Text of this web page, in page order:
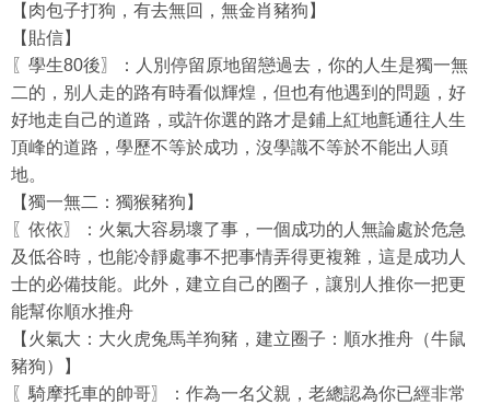
【肉包子打狗，有去無回，無金肖豬狗】
【貼信】
〖學生80後〗：人別停留原地留戀過去，你的人生是獨一無
二的，别人走的路有時看似輝煌，但也有他遇到的問题，好
好地走自己的道路，或許你選的路才是鋪上紅地氈通往人生
頂峰的道路，學歷不等於成功，沒學識不等於不能出人頭
地。
【獨一無二：獨猴豬狗】
〖依依〗：火氣大容易壞了事，一個成功的人無論處於危急
及低谷時，也能冷靜處事不把事情弄得更複雜，這是成功人
士的必備技能。此外，建立自己的圈子，讓別人推你一把更
能幫你順水推舟
【火氣大：大火虎兔馬羊狗豬，建立圈子：順水推舟（牛鼠
豬狗）】
〖騎摩托車的帥哥〗：作為一名父親，老總認為你已經非常